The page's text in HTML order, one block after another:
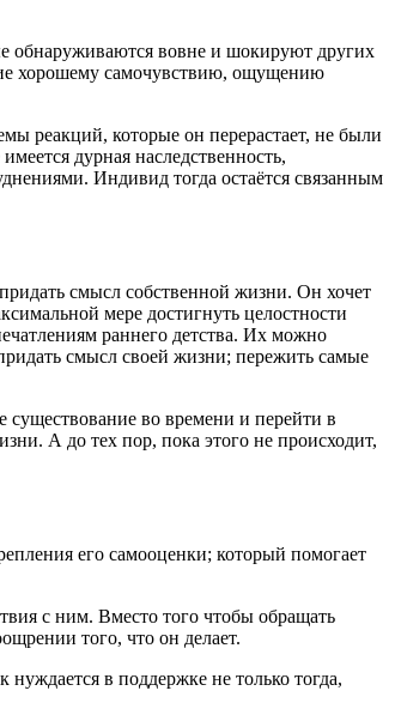
обнаруживаются вовне и шокируют других
хорошему самочувствию, ощущению
реакций, которые он перерастает, не были
дурная наследственность,
Индивид тогда остаётся связанным
смысл собственной жизни. Он хочет
мере достигнуть целостности
раннего детства. Их можно
смысл своей жизни; пережить самые
существование во времени и перейти в
А до тех пор, пока этого не происходит,
его самооценки; который помогает
с ним. Вместо того чтобы обращать
того, что он делает.
в поддержке не только тогда,